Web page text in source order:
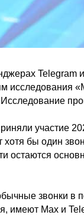
Telegram
участие
бы один
остаются
звонки в
имеют Max и